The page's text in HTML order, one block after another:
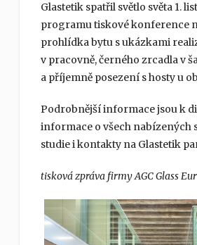
Glastetik spatřil světlo světa 1.
programu tiskové konference
prohlídka bytu s ukázkami
v pracovně, černého zrcadla v
a příjemně posezení s hosty u
Podrobnější informace jsou k
informace o všech
studie i kontakty na Glastetik
tisková zpráva firmy AGC Glass